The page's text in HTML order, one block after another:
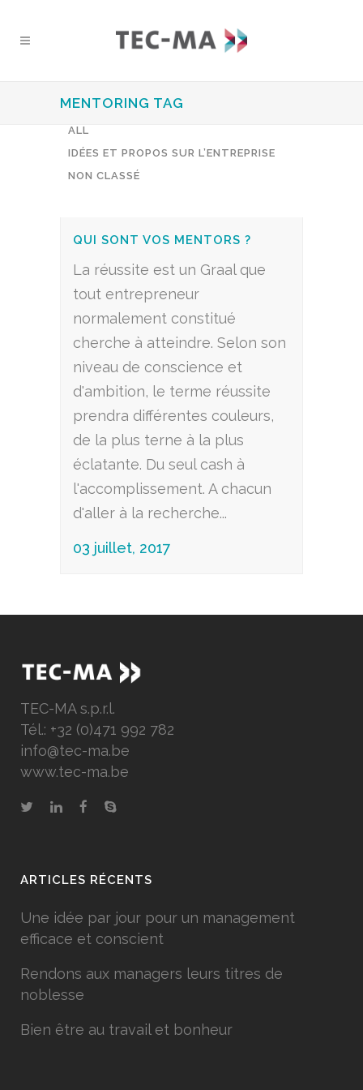
MENTORING TAG
ALL
IDÉES ET PROPOS SUR L’ENTREPRISE
NON CLASSÉ
QUI SONT VOS MENTORS ?
La réussite est un Graal que
tout entrepreneur
normalement constitué
cherche à atteindre. Selon son
niveau de conscience et
d'ambition, le terme réussite
prendra différentes couleurs,
de la plus terne à la plus
éclatante. Du seul cash à
l'accomplissement. A chacun
d'aller à la recherche...
03 juillet, 2017
TEC-MA s.p.r.l.
Tél.: +32 (0)471 992 782
info@tec-ma.be
www.tec-ma.be
ARTICLES RÉCENTS
Une idée par jour pour un management
efficace et conscient
Rendons aux managers leurs titres de
noblesse
Bien être au travail et bonheur